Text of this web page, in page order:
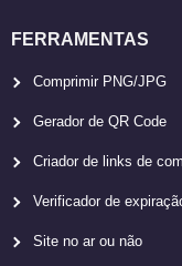
FERRAMENTAS
Comprimir PNG/JPG
Gerador de QR Code
Criador de links de
Verificador de
Site no ar ou não